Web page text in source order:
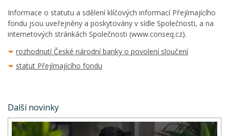
Informace o statutu a sdělení klíčových informací Přejímajícího
fondu jsou uveřejněny a poskytovány v sídle Společnosti, a na
internetových stránkách Společnosti (www.conseq.cz).
rozhodnutí České národní banky o povolení sloučení
statut Přejímajícího fondu
Další novinky